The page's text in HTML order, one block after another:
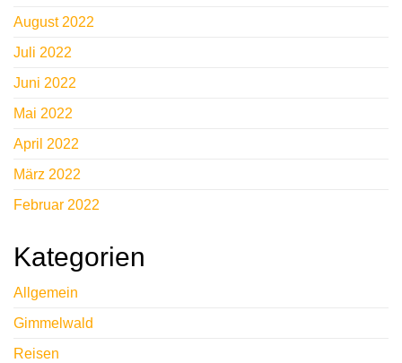
August 2022
Juli 2022
Juni 2022
Mai 2022
April 2022
März 2022
Februar 2022
Kategorien
Allgemein
Gimmelwald
Reisen